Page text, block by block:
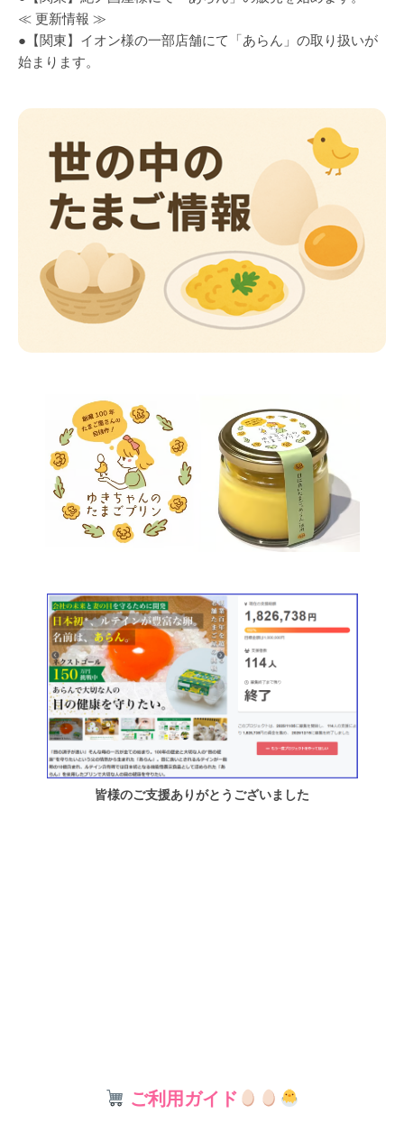
≪ 更新情報 ≫
●【関東】イオン様の一部店舗にて「あらん」の取り扱いが
始まります。
皆様のご支援ありがとうございました
ご利用ガイド